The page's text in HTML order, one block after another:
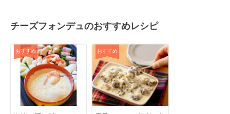
チーズフォンデュのおすすめレシピ
おすすめ おすすめ